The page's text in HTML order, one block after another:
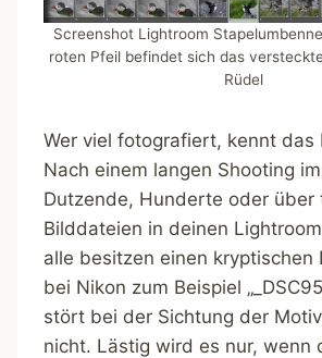
Screenshot Lightroom
roten Pfeil befindet sich das
Rüdel
Wer viel fotografiert, kennt das
Nach einem langen Shooting
Dutzende, Hunderte oder über
Bilddateien in deinen
alle besitzen einen kryptischen
bei Nikon zum Beispiel
stört bei der Sichtung der
nicht. Lästig wird es nur, wenn